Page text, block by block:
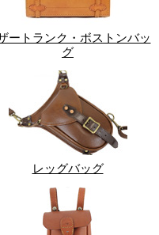
ートランク・ボストンバッ
グ
レッグバッグ